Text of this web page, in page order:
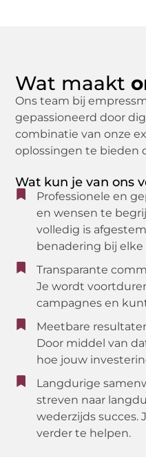
Wat maakt
Ons team bij
gepassioneerd door
combinatie van onze
oplossingen te bieden
Wat kun je van ons
Professionele en
en wensen te
volledig is
benadering bij
Transparante
Je wordt
campagnes en
Meetbare
Door middel van
hoe jouw
Langdurige
streven naar
wederzijds succes.
verder te helpen.